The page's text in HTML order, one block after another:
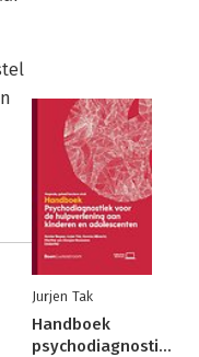
Jurjen Tak
Handboek
psychodiagnostiek